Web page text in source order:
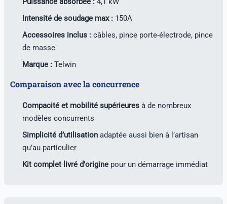
Intensité de soudage max : 150A
Accessoires inclus : câbles, pince porte-électrode, pince
de masse
Marque : Telwin
Comparaison avec la concurrence
Compacité et mobilité supérieures à de nombreux
modèles concurrents
Simplicité d’utilisation adaptée aussi bien à l’artisan
qu’au particulier
Kit complet livré d'origine pour un démarrage immédiat